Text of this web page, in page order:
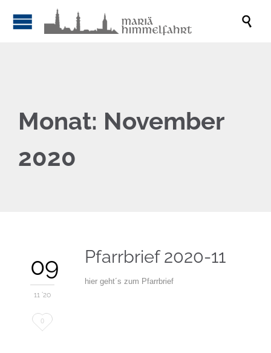

Monat: November
2020
09
11 '20
Love
0
Pfarrbrief 2020-11
hier geht´s zum Pfarrbrief